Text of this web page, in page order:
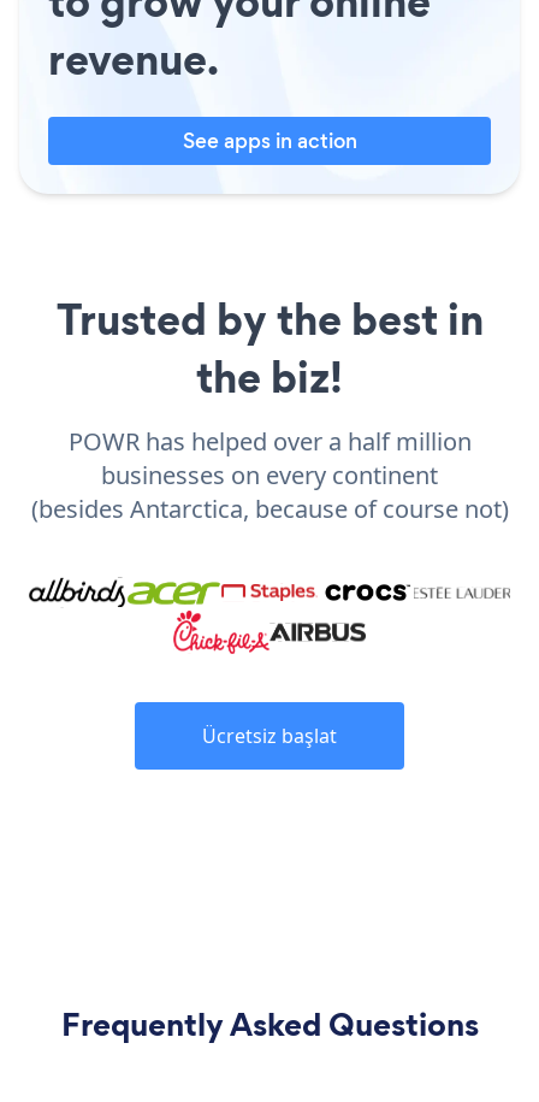
revenue.
See apps in action
Trusted by the best in
the biz!
POWR has helped over a half million
businesses on every continent
(besides Antarctica, because of course not)
Ücretsiz başlat
Frequently Asked Questions